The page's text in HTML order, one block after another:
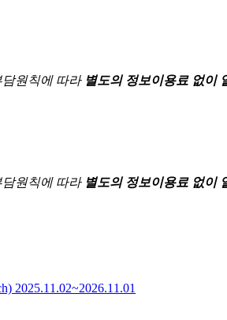
담원칙에 따라 별도의 정보이용료 없이
담원칙에 따라 별도의 정보이용료 없이